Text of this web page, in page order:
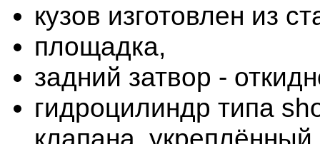
кузов изготовлен из
площадка,
задний затвор -
гидроцилиндр типа